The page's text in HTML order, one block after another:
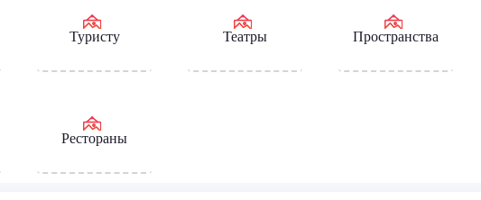
Туристу Театры Пространства
Рестораны